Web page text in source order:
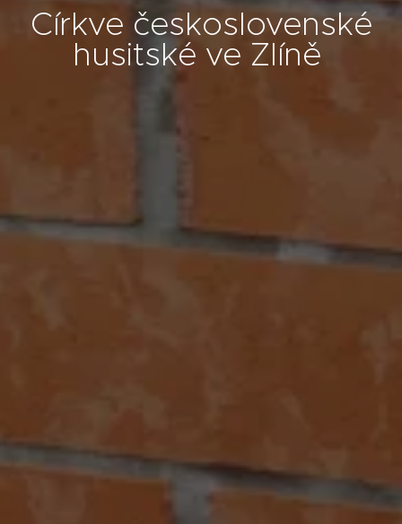
Církve československé
husitské ve Zlíně